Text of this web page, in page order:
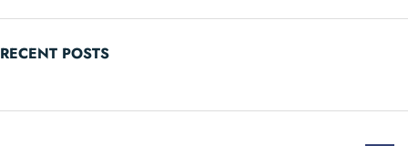
RECENT POSTS